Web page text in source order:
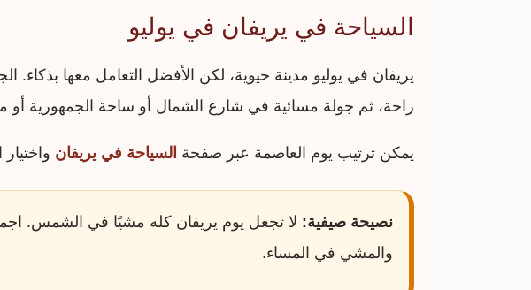
السياحة في يريفان في يوليو
يريفان في يوليو مدينة حيوية، لكن الأفضل التعامل معها
راحة، ثم جولة مسائية في شارع الشمال أو ساحة الجمهورية أو
يمكن ترتيب يوم العاصمة عبر صفحة السياحة في يريفان
نصيحة صيفية: لا تجعل يوم يريفان كله مشيًا في الشمس.
والمشي في المساء.